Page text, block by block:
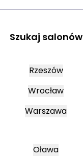
Szukaj salonów
Rzeszów
Wrocław
Warszawa
Oława